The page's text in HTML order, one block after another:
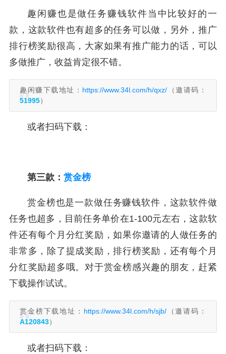
趣闲赚也是做任务赚钱软件当中比较好的一
款，这款软件也有超多的任务可以做，另外，推广
排行榜奖励很高，大家如果有推广能力的话，可以
多做推广，收益肯定很不错。
趣闲赚下载地址： https://www.34l.com/h/qxz/ （邀请码：
51995）
或者扫码下载：
第三款： 赏金榜
赏金榜也是一款做任务赚钱软件，这款软件做
任务也超多，目前任务单价在1-100元左右，这款软
件还有每个月分红奖励，如果你邀请的人做任务的
非常多，除了提成奖励，排行榜奖励，还有每个月
分红奖励超多哦。对于赏金榜感兴趣的朋友，赶紧
下载操作试试。
赏金榜下载地址： https://www.34l.com/h/sjb/（邀请码：
A120843）
或者扫码下载：